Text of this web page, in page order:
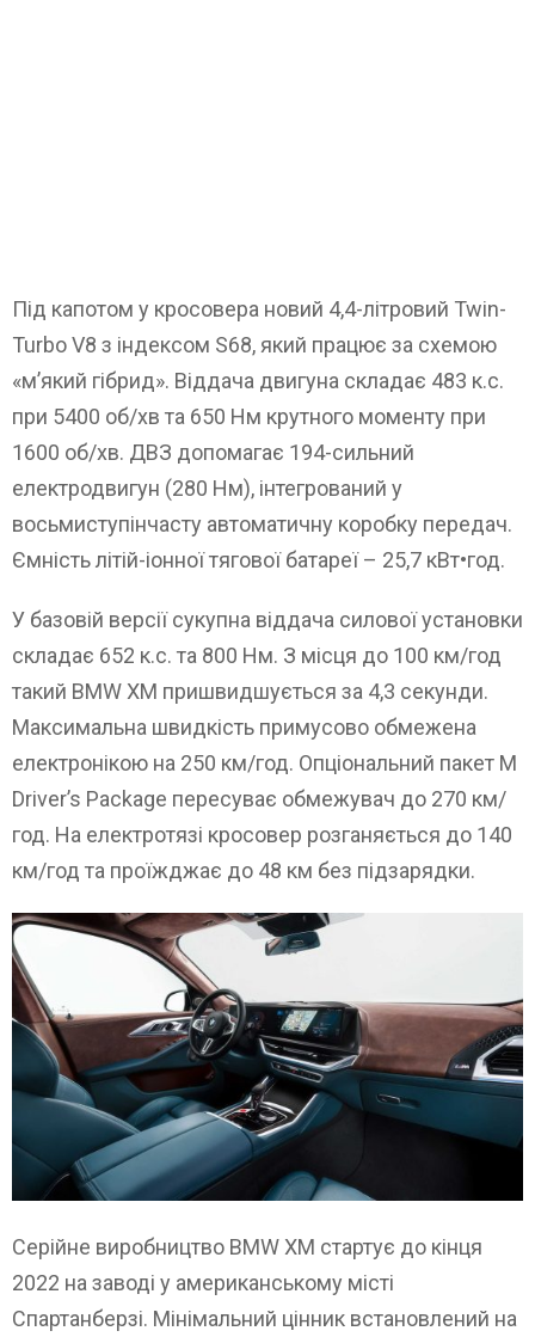
Під капотом у кросовера новий 4,4-літровий Twin-
Turbo V8 з індексом S68, який працює за схемою
«м’який гібрид». Віддача двигуна складає 483 к.с.
при 5400 об/хв та 650 Нм крутного моменту при
1600 об/хв. ДВЗ допомагає 194-сильний
електродвигун (280 Нм), інтегрований у
восьмиступінчасту автоматичну коробку передач.
Ємність літій-іонної тягової батареї – 25,7 кВт•год.
У базовій версії сукупна віддача силової установки
складає 652 к.с. та 800 Нм. З місця до 100 км/год
такий BMW XM пришвидшується за 4,3 секунди.
Максимальна швидкість примусово обмежена
електронікою на 250 км/год. Опціональний пакет M
Driver’s Package пересуває обмежувач до 270 км/
год. На електротязі кросовер розганяється до 140
км/год та проїжджає до 48 км без підзарядки.
Серійне виробництво BMW XM стартує до кінця
2022 на заводі у американському місті
Спартанберзі. Мінімальний цінник встановлений на